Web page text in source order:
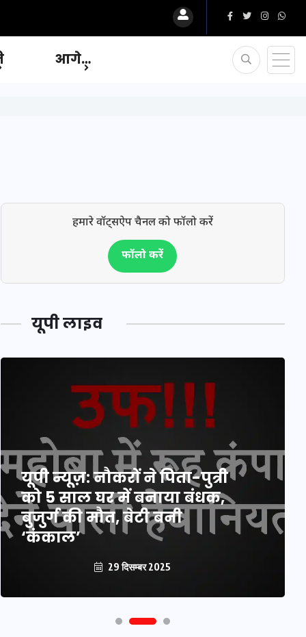
आगे…
हमारे वॉट्सऐप चैनल को फॉलो करें
फॉलो करें
यूपी लाइव
यूपी न्यूज़: नौकरों ने पिता-पुत्री
को 5 साल घर में बनाया बंधक,
बुजुर्ग की मौत, बेटी बनी
‘कंकाल’
29 दिसम्बर 2025